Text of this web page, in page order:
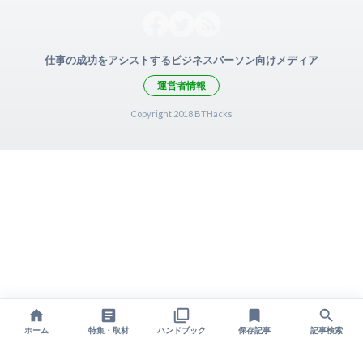
仕事の成功をアシストするビジネスパーソン向けメディア
運営者情報
Copyright 2018 BTHacks
ホーム 特集・取材 ハンドブック 保存記事 記事検索